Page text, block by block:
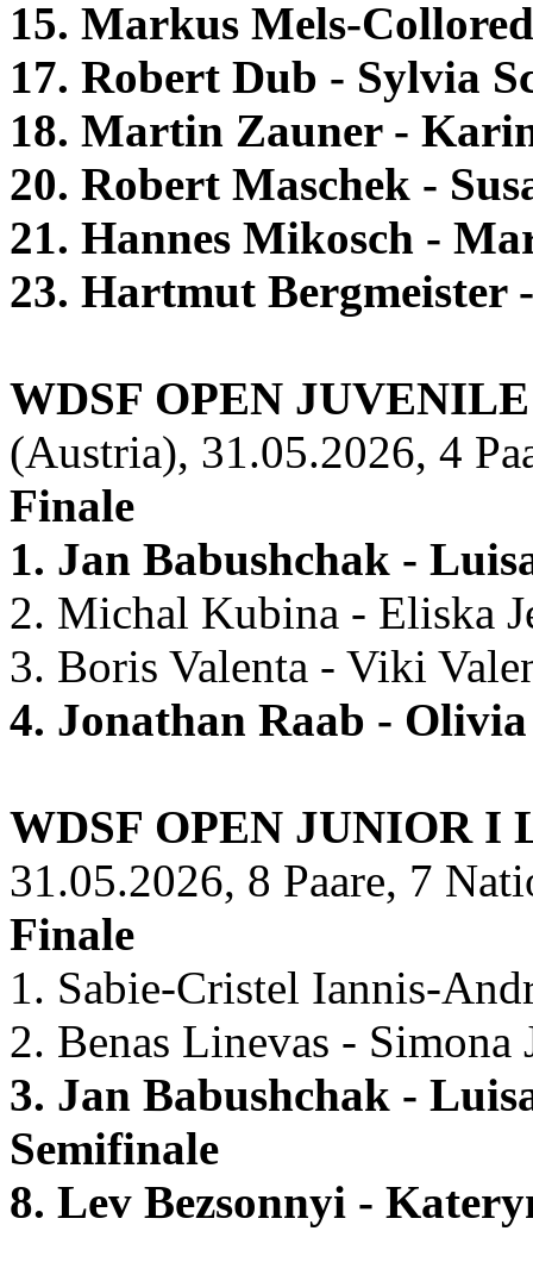
15. Markus Mels-
17. Robert Dub - Sylvia
18. Martin Zauner -
20. Robert Maschek -
21. Hannes Mikosch -
23. Hartmut Bergmeister
WDSF OPEN
(Austria), 31.05.2026, 4
Finale
1. Jan Babushchak -
2. Michal Kubina - Eliska
3. Boris Valenta - Viki
4. Jonathan Raab -
WDSF OPEN JUNIOR I
31.05.2026, 8 Paare, 7
Finale
1. Sabie-Cristel Iannis-
2. Benas Linevas -
3. Jan Babushchak -
Semifinale
8. Lev Bezsonnyi -